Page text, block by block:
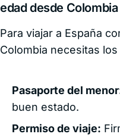
edad desde Colombia
Para viajar a España
Colombia necesitas
Pasaporte del
buen estado.
Permiso de viaje: